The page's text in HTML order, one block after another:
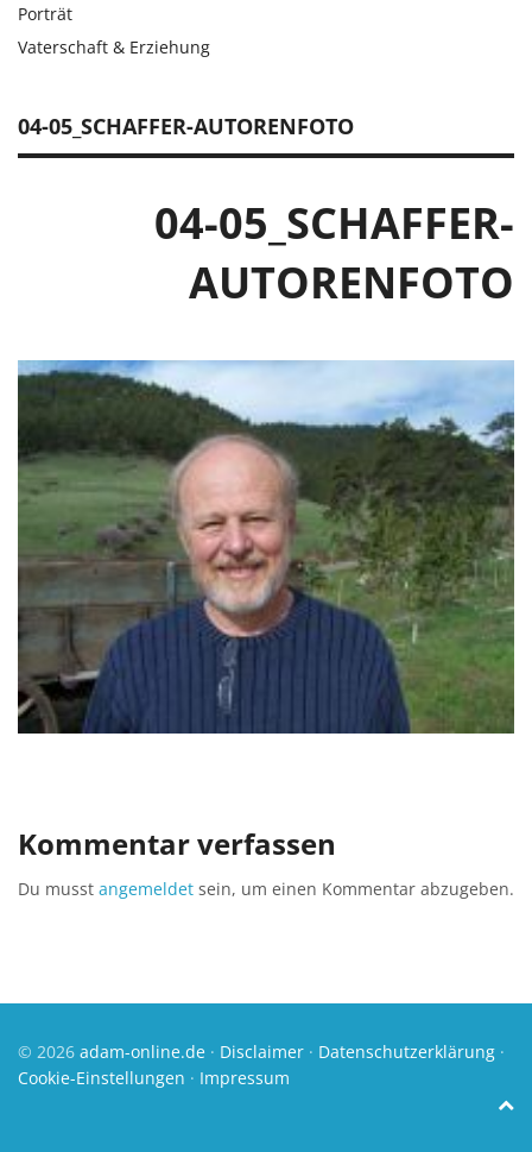
04-05_SCHAFFER-AUTORENFOTO
04-05_SCHAFFER-
AUTORENFOTO
Kommentar verfassen
Du musst angemeldet sein, um einen Kommentar abzugeben.
Porträt
Vaterschaft & Erziehung
© 2026 adam-online.de · Disclaimer · Datenschutzerklärung ·
Cookie-Einstellungen · Impressum